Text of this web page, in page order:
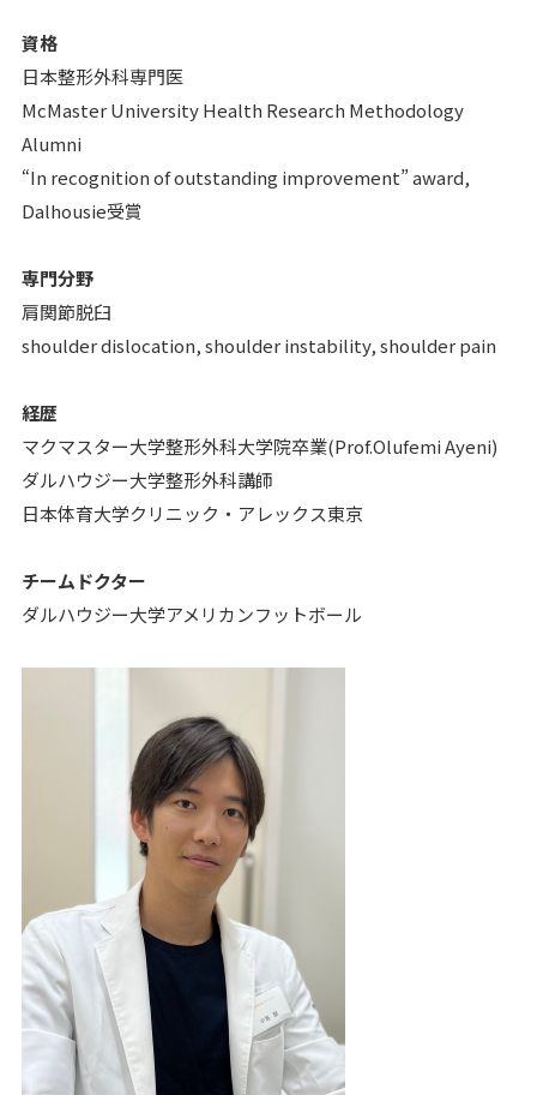
資格
日本整形外科専門医
McMaster University Health Research Methodology
Alumni
“In recognition of outstanding improvement” award,
Dalhousie受賞
専門分野
肩関節脱臼
shoulder dislocation, shoulder instability, shoulder pain
経歴
マクマスター大学整形外科大学院卒業(Prof.Olufemi Ayeni)
ダルハウジー大学整形外科講師
日本体育大学クリニック・アレックス東京
チームドクター
ダルハウジー大学アメリカンフットボール